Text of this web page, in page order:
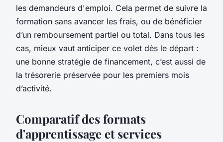
les demandeurs d'emploi. Cela permet de suivre la
formation sans avancer les frais, ou de bénéficier
d’un remboursement partiel ou total. Dans tous les
cas, mieux vaut anticiper ce volet dès le départ :
une bonne stratégie de financement, c’est aussi de
la trésorerie préservée pour les premiers mois
d’activité.
Comparatif des formats
d'apprentissage et services